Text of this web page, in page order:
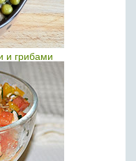
и грибами